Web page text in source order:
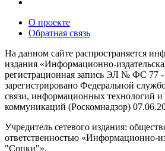
О проекте
Обратная связь
На данном сайте распространяется
издания «Информационно-
регистрационная запись ЭЛ № ФС 77 -
зарегистрировано Федеральной
связи, информационных технологий и
коммуникаций (Роскомнадзор)
Учредитель сетевого издания:
ответственностью «Информационно-
"Сопки"».